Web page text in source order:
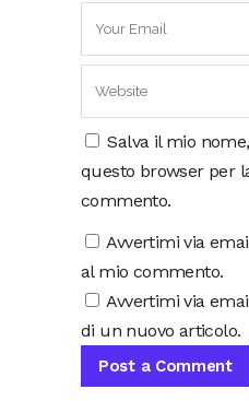
Salva il mio
questo browser per
commento.
Avvertimi via
al mio commento.
Avvertimi via
di un nuovo articolo.